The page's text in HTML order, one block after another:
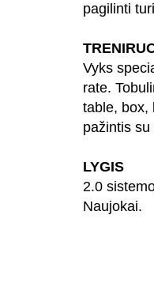
pagilinti
Vyks
rate.
table, box,
pažintis
LYGIS
2.0
Naujokai.